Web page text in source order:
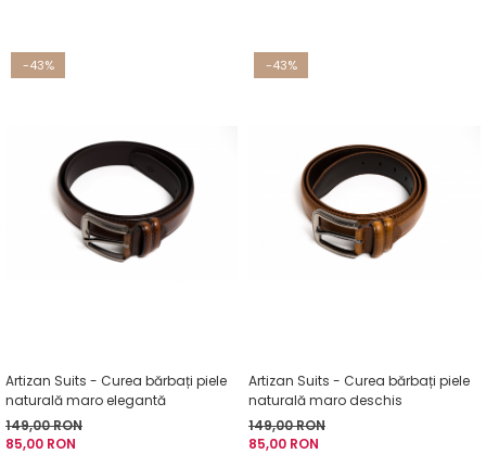
-43%
Artizan Suits - Curea bărbați piele
naturală maro elegantă
149,00 RON
85,00 RON
-43%
Artizan Suits - Curea bărbați piele
naturală maro deschis
149,00 RON
85,00 RON